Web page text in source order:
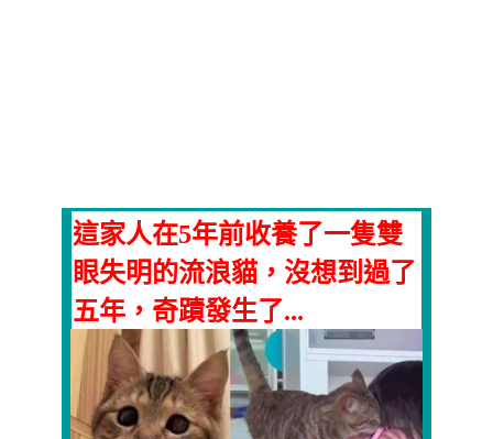
這家人在5年前收養了一隻雙
眼失明的流浪貓，沒想到過了
五年，奇蹟發生了...